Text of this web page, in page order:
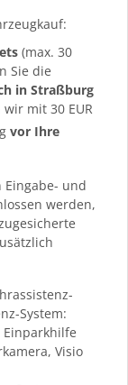
(max. 30
Sie die
in Straßburg
mit 30 EUR
vor Ihre
und
werden,
System:
Einparkhilfe
Visio